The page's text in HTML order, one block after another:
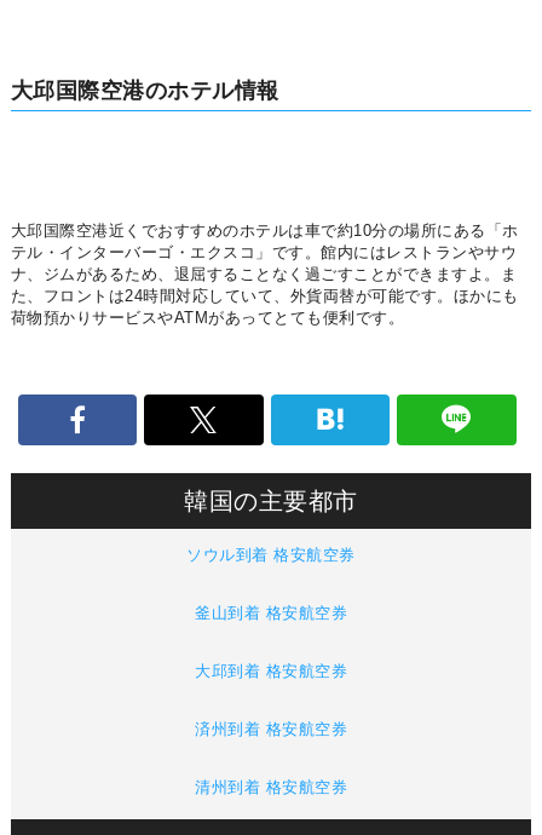
大邱国際空港のホテル情報
大邱国際空港近くでおすすめのホテルは車で約10分の場所にある「ホ
テル・インターバーゴ・エクスコ」です。館内にはレストランやサウ
ナ、ジムがあるため、退屈することなく過ごすことができますよ。ま
た、フロントは24時間対応していて、外貨両替が可能です。ほかにも
荷物預かりサービスやATMがあってとても便利です。
韓国の主要都市
ソウル到着 格安航空券
釜山到着 格安航空券
大邱到着 格安航空券
済州到着 格安航空券
清州到着 格安航空券